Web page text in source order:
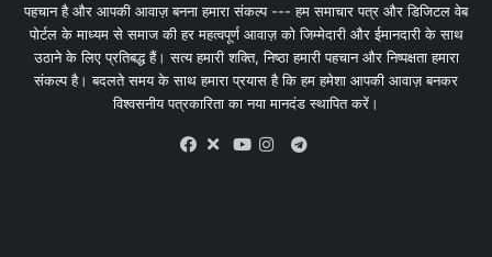
पहचान है और आपकी आवाज़ बनना हमारा संकल्प --- हम समाचार पत्र और डिजिटल वेब
पोर्टल के माध्यम से समाज की हर महत्वपूर्ण आवाज़ को जिम्मेदारी और ईमानदारी के साथ
उठाने के लिए प्रतिबद्ध हैं। सत्य हमारी शक्ति, निष्ठा हमारी पहचान और निष्पक्षता हमारा
संकल्प है। बदलते समय के साथ हमारा प्रयास है कि हम हमेशा आपकी आवाज़ बनकर
विश्वसनीय पत्रकारिता का नया मानदंड स्थापित करें।
X
Telegram